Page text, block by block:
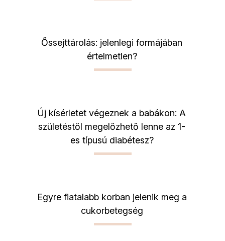
Őssejttárolás: jelenlegi formájában
értelmetlen?
Új kísérletet végeznek a babákon: A
születéstől megelőzhető lenne az 1-
es típusú diabétesz?
Egyre fiatalabb korban jelenik meg a
cukorbetegség